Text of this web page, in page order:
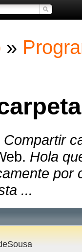
»
Compartir
Hola
por
...